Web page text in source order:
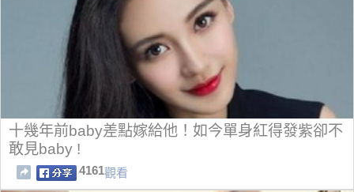
十幾年前baby差點嫁給他！如今單身紅得發紫卻不
敢見baby !
4161觀看